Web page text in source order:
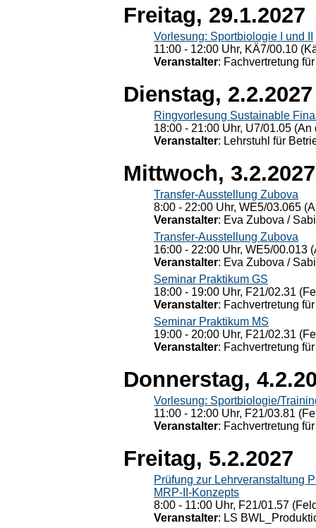
Freitag, 29.1.2027
Vorlesung: Sportbiologie I und II
11:00 - 12:00 Uhr, KÄ7/00.10
Veranstalter: Fachvertretung
Dienstag, 2.2.2027
Ringvorlesung Sustainable
18:00 - 21:00 Uhr, U7/01.05
Veranstalter: Lehrstuhl für
Mittwoch, 3.2.2027
Transfer-Ausstellung Zubova
8:00 - 22:00 Uhr, WE5/03.065
Veranstalter: Eva Zubova /
Transfer-Ausstellung Zubova
16:00 - 22:00 Uhr, WE5/00.013
Veranstalter: Eva Zubova /
Seminar Praktikum GS
18:00 - 19:00 Uhr, F21/02.31
Veranstalter: Fachvertretung
Seminar Praktikum MS
19:00 - 20:00 Uhr, F21/02.31
Veranstalter: Fachvertretung
Donnerstag,
Vorlesung: Sportbiologie/
11:00 - 12:00 Uhr, F21/03.81
Veranstalter: Fachvertretung
Freitag, 5.2.2027
Prüfung zur Lehrveranstaltung
MRP-II-Konzepts
8:00 - 11:00 Uhr, F21/01.57
Veranstalter: LS